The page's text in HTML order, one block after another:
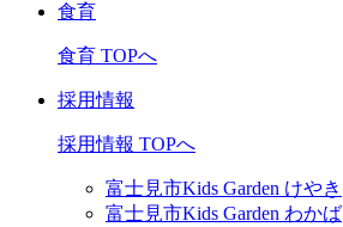
食育
食育 TOPへ
採用情報
採用情報 TOPへ
富士見市Kids Garden けやき
富士見市Kids Garden わかば